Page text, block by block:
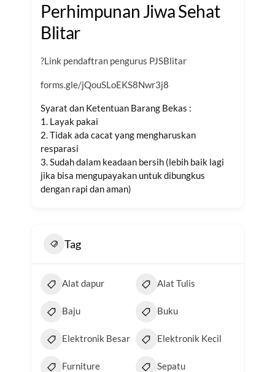
Perhimpunan Jiwa Sehat
Blitar
?Link pendaftran pengurus PJSBlitar
forms.gle/jQouSLoEKS8Nwr3j8
Syarat dan Ketentuan Barang Bekas :
1. Layak pakai
2. Tidak ada cacat yang mengharuskan
resparasi
3. Sudah dalam keadaan bersih (lebih baik lagi
jika bisa mengupayakan untuk dibungkus
dengan rapi dan aman)
Tag
Alat dapur Alat Tulis
Baju Buku
Elektronik Besar Elektronik Kecil
Furniture Sepatu